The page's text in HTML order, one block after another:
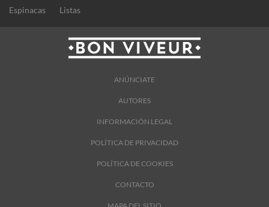
Espinacas Listas
ANÚNCIATE
AUTORES
INFORMACIÓN LEGAL
POLÍTICA DE PRIVACIDAD
POLÍTICA DE COOKIES
CONTACTO